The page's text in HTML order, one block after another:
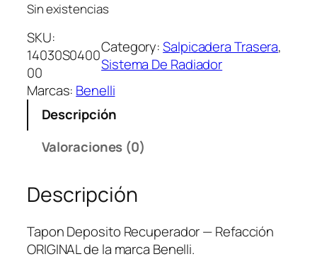
Sin existencias
SKU:
14030S0400
00
Category:Salpicadera Trasera
Sistema De Radiador
Marcas: Benelli
Descripción
Valoraciones (0)
Descripción
Tapon Deposito Recuperador — Refacción
ORIGINAL de la marca Benelli.